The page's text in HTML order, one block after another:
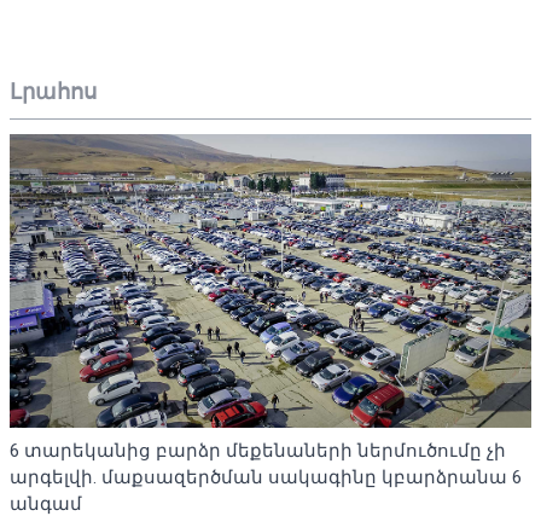
Լրահոս
6 տարեկանից բարձր մեքենաների ներմուծումը չի
արգելվի. մաքսազերծման սակագինը կբարձրանա 6
անգամ